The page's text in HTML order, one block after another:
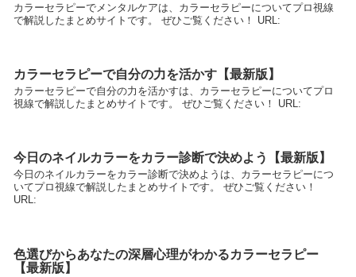
カラーセラピーでメンタルケアは、カラーセラピーについてプロ視線
で解説したまとめサイトです。 ぜひご覧ください！ URL:
カラーセラピーで自分の力を活かす【最新版】
カラーセラピーで自分の力を活かすは、カラーセラピーについてプロ
視線で解説したまとめサイトです。 ぜひご覧ください！ URL:
今日のネイルカラーをカラー診断で決めよう【最新版】
今日のネイルカラーをカラー診断で決めようは、カラーセラピーにつ
いてプロ視線で解説したまとめサイトです。 ぜひご覧ください！
URL:
色選びからあなたの深層心理がわかるカラーセラピー
【最新版】